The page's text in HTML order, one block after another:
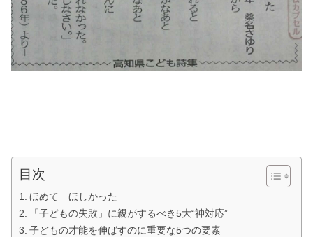
目次
ほめて ほしかった
「子どもの失敗」に親がするべき5大“神対応”
子どもの才能を伸ばすのに重要な5つの要素